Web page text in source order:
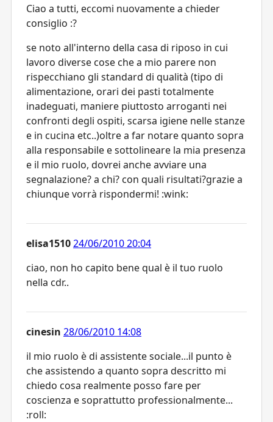
Ciao a tutti, eccomi nuovamente a chieder
consiglio :?
se noto all'interno della casa di riposo in cui
lavoro diverse cose che a mio parere non
rispecchiano gli standard di qualità (tipo di
alimentazione, orari dei pasti totalmente
inadeguati, maniere piuttosto arroganti nei
confronti degli ospiti, scarsa igiene nelle stanze
e in cucina etc..)oltre a far notare quanto sopra
alla responsabile e sottolineare la mia presenza
e il mio ruolo, dovrei anche avviare una
segnalazione? a chi? con quali risultati?grazie a
chiunque vorrà rispondermi! :wink:
elisa151024/06/2010 20:04
ciao, non ho capito bene qual è il tuo ruolo
nella cdr..
cinesin 28/06/2010 14:08
il mio ruolo è di assistente sociale...il punto è
che assistendo a quanto sopra descritto mi
chiedo cosa realmente posso fare per
coscienza e soprattutto professionalmente...
:roll: